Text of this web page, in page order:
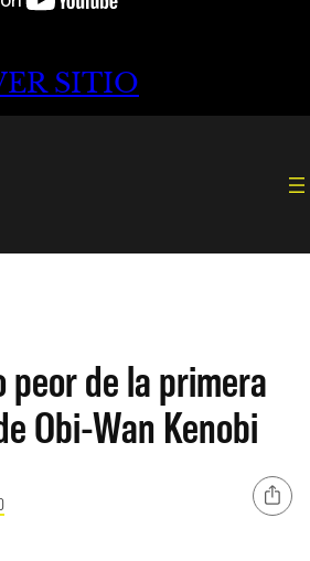
SITIO
peor de la primera
Obi-Wan Kenobi